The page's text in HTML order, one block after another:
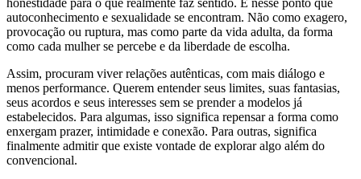
autoconhecimento e sexualidade se encontram. Não como exagero,
provocação ou ruptura, mas como parte da vida adulta, da forma
como cada mulher se percebe e da liberdade de escolha.
Assim, procuram viver relações autênticas, com mais diálogo e
menos performance. Querem entender seus limites, suas fantasias,
seus acordos e seus interesses sem se prender a modelos já
estabelecidos. Para algumas, isso significa repensar a forma como
enxergam prazer, intimidade e conexão. Para outras, significa
finalmente admitir que existe vontade de explorar algo além do
convencional.